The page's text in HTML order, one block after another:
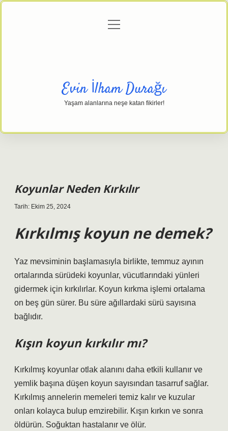
Gizlilik Politikası
menüyü
Evin İlham Durağı
Yaşam alanlarına neşe katan fikirler!
Koyunlar Neden Kırkılır
Tarih: Ekim 25, 2024
Kırkılmış koyun ne demek?
Yaz mevsiminin başlamasıyla birlikte, temmuz ayının
ortalarında sürüdeki koyunlar, vücutlarındaki yünleri
gidermek için kırkılırlar. Koyun kırkma işlemi ortalama
on beş gün sürer. Bu süre ağıllardaki sürü sayısına
bağlıdır.
Kışın koyun kırkılır mı?
Kırkılmış koyunlar otlak alanını daha etkili kullanır ve
yemlik başına düşen koyun sayısından tasarruf sağlar.
Kırkılmış annelerin memeleri temiz kalır ve kuzular
onları kolayca bulup emzirebilir. Kışın kırkın ve sonra
öldürün. Soğuktan hastalanır ve ölür.